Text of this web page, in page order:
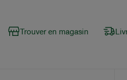
Trouver en magasin